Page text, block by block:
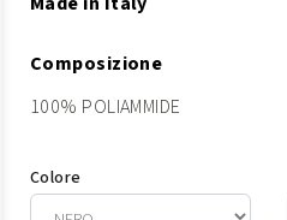
Composizione
100% POLIAMMIDE
Colore